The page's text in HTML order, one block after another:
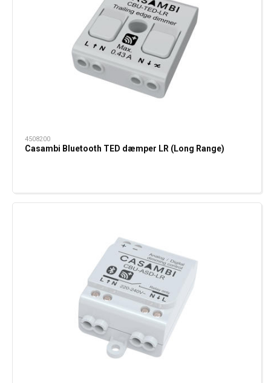
4508200
Casambi Bluetooth TED dæmper LR (Long Range)